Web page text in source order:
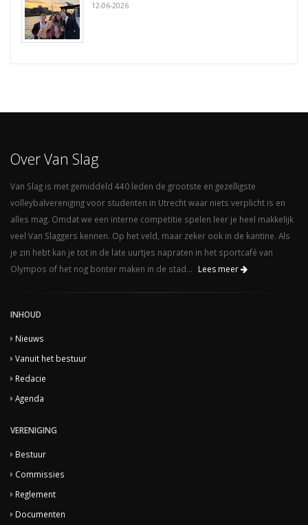
12-06-2026
Over Van Slag
Van Slag is met gemiddeld 440 leden de grootste en gezelligste
volleybalvereniging voor studenten in Utrecht waar niets verplicht is en
alles mag. Omdat we een interne competitie spelen leer je heel makkelijk
veel Van Slaggers kennen. Op het veld, maar zeker ook in de kantine. Als
je zin hebt kan je tot in de late uurtjes napraten in het sportcafé van
Olympos of het nog bonter maken in de stad...
Lees meer
INHOUD
Nieuws
Vanuit het bestuur
Redacie
Agenda
VERENIGING
Bestuur
Commissies
Reglement
Documenten